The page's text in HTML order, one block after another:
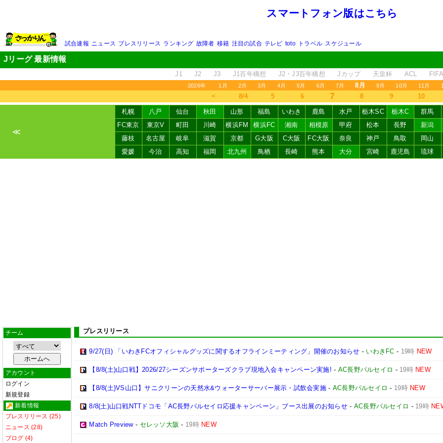
スマートフォン版はこちら
試合速報 ニュース プレスリリース ランキング 故障者 移籍 注目の試合 テレビ toto トラベル スケジュール
Jリーグ 最新情報
J1 J2 J3 J1百年構想 J2・J3百年構想 Jカップ 天皇杯 ACL
2026年 1月 2月 3月 4月 5月 6月 7月 8月 9月 10月 11月
＜ 8/4 5 6 7 8 9 10
≪
札幌 八戸 仙台 秋田 山形 福島 いわき 鹿島 水戸 栃木SC 栃木C
群馬
FC東京
東京V 町田 川崎 横浜FM 横浜FC 湘南 相模原 甲府 松本 長野
新潟
藤枝
名古屋 岐阜 滋賀 京都 G大阪 C大阪 FC大阪 奈良 神戸 鳥取
岡山
愛媛
今治 高知 福岡 北九州 鳥栖 長崎 熊本 大分 宮崎 鹿児島 琉球
チーム
アカウント
ログイン
新規登録
新着情報
プレスリリース (25)
ニュース (28)
ブログ (4)
プレスリリース
9/27(日) 「いわきFCオフィシャルグッズに関するオフラインミーティング」開催のお知らせ - いわきFC - 19時 NEW
【8/8(土)山口戦】2026/27シーズンサポーターズクラブ現地入会キャンペーン実施! - AC長野パルセイロ - 19時 NEW
【8/8(土)VS山口】サニクリーンの天然水&ウォーターサーバー展示・試飲会実施- AC長野パルセイロ - 19時 NEW
8/8(土)山口戦NTTドコモ「AC長野パルセイロ応援キャンペーン」ブース出展のお知らせ - AC長野パルセイロ - 19時
Match Preview- セレッソ大阪 - 19時 NEW